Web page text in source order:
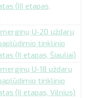
(III etapas,
U-20 uždarų
tinklinio
(II etapas, Šiauliai)
U-18 uždarų
tinklinio
(II etapas, Vilnius)